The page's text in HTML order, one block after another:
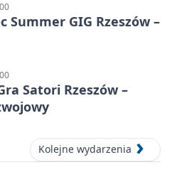
Summer GIG Rzeszów –
Satori Rzeszów –
Kolejne wydarzenia